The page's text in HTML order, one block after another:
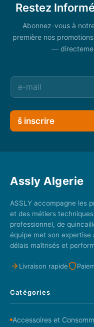
Restez
Abonnez-vous à
première nos
—
š inscrire
Assly Algerie
ASSLY accompagne les
et des métiers
professionnel, de
équipe met son
délais maîtrisés et
Livraison rapide
Catégories
Accessoires et